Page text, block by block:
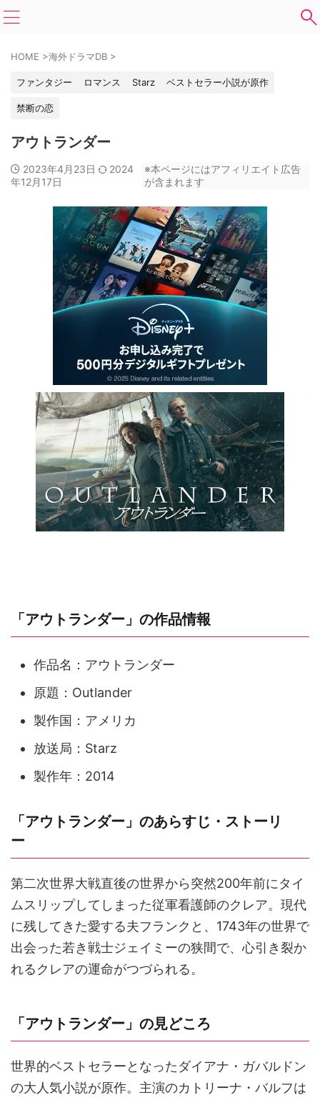
HOME >海外ドラマDB >
ファンタジー ロマンス Starz ベストセラー小説が原作
禁断の恋
アウトランダー
2023年4月23日
2024
年12月17日
※本ページにはアフィリエイト広告
が含まれます
「アウトランダー」の作品情報
作品名：アウトランダー
原題：Outlander
製作国：アメリカ
放送局：Starz
製作年：2014
「アウトランダー」のあらすじ・ストーリ
ー
第二次世界大戦直後の世界から突然200年前にタイ
ムスリップしてしまった従軍看護師のクレア。現代
に残してきた愛する夫フランクと、1743年の世界で
出会った若き戦士ジェイミーの狭間で、心引き裂か
れるクレアの運命がつづられる。
「アウトランダー」の見どころ
世界的ベストセラーとなったダイアナ・ガバルドン
の大人気小説が原作。主演のカトリーナ・バルフは